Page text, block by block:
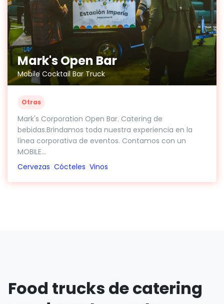
Mark's Open Bar
Mobile Cocktail Bar Truck
Otras
Mark's Corporation Open Bar. Catering de
bebidas.Brindamos toda nuestra experiencia en la
línea corporativa de eventos. Contamos con un
MOBILE...
Cervezas Cócteles Vinos
Food trucks de catering